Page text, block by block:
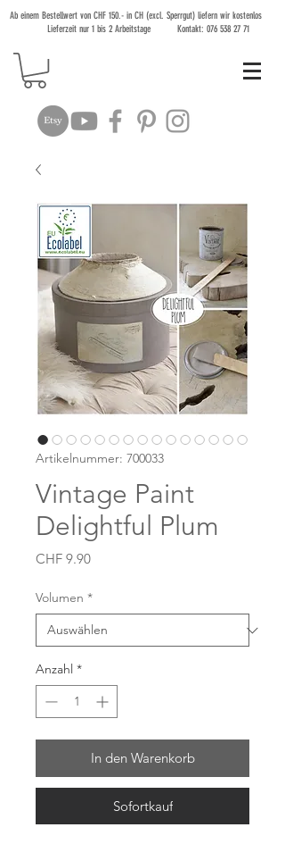
Ab einem Bestellwert von CHF 150.- in CH (excl. Sperrgut) liefern wir kostenlos
Lieferzeit nur 1 bis 2 Arbeitstage Kontakt: 076 538 27 71
Artikelnummer: 700033
Vintage Paint
Delightful Plum
CHF 9.90Preis
Volumen *
Anzahl *
In den Warenkorb
Sofortkauf